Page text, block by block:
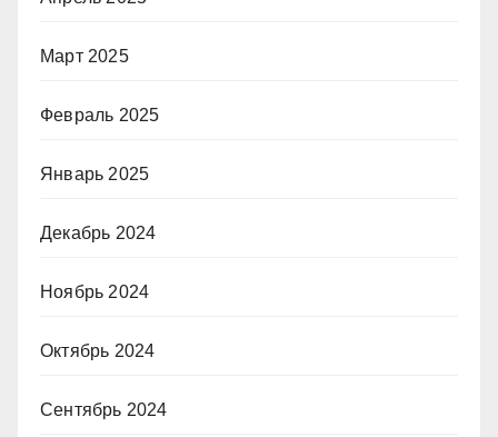
Март 2025
Февраль 2025
Январь 2025
Декабрь 2024
Ноябрь 2024
Октябрь 2024
Сентябрь 2024